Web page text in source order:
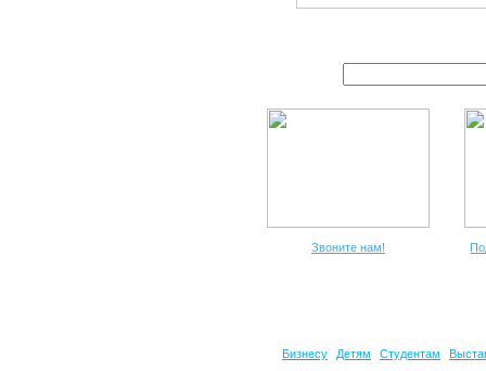
Звоните нам!
Бизнесу Детям Студентам